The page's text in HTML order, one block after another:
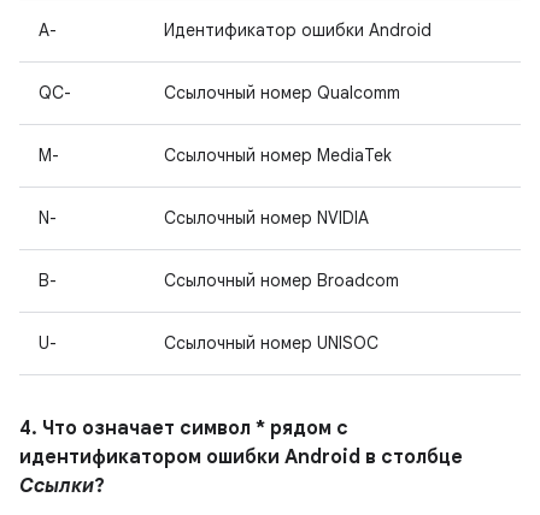
A- Идентификатор ошибки Android
QC- Ссылочный номер Qualcomm
M- Ссылочный номер MediaTek
N- Ссылочный номер NVIDIA
B- Ссылочный номер Broadcom
U- Ссылочный номер UNISOC
4. Что означает символ * рядом с
идентификатором ошибки Android в столбце
Ссылки?